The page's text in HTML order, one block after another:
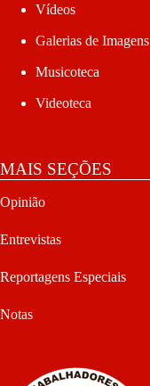
Vídeos
Galerias de Imagens
Musicoteca
Videoteca
MAIS SEÇÕES
Opinião
Entrevistas
Reportagens Especiais
Notas